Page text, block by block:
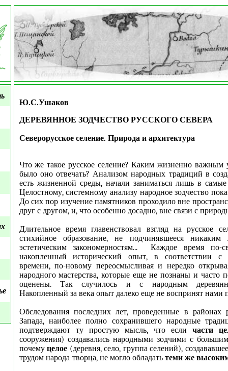
Ю.С.Ушаков
ДЕРЕВЯННОЕ ЗОДЧЕСТВО РУССКОГО СЕВЕРА
Северорусское селение. Природа и архитектура
Что же такое русское селение? Каким жизненно важным
было оно отвечать? Анализом народных традиций в
есть жизненной среды, начали заниматься лишь в
Целостному, системному анализу народное зодчество
До сих пор изучение памятников проходило вне
друг с другом, и, что особенно досадно, вне связи с
Длительное время главенствовал взгляд на русское
стихийное образование, не подчинявшееся никаким
эстетическим закономерностям... Каждое время по-
накопленный исторический опыт, в соответствии с
времени, по-новому переосмысливая и нередко
народного мастерства, которые еще не познаны и часто
оценены. Так случилось и с народным
Накопленный за века опыт далеко еще не воспринят нами
Обследования последних лет, проведенные в районах
Запада, наиболее полно сохранившего народные
подтверждают ту простую мысль, что есличасти
сооружения) создавались народными зодчими с
почемуцелое (деревня, село, группа селений),
трудом народа-творца, не могло обладать теми же